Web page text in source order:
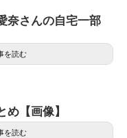
奈さんの自宅一部
を読む
め【画像】
を読む